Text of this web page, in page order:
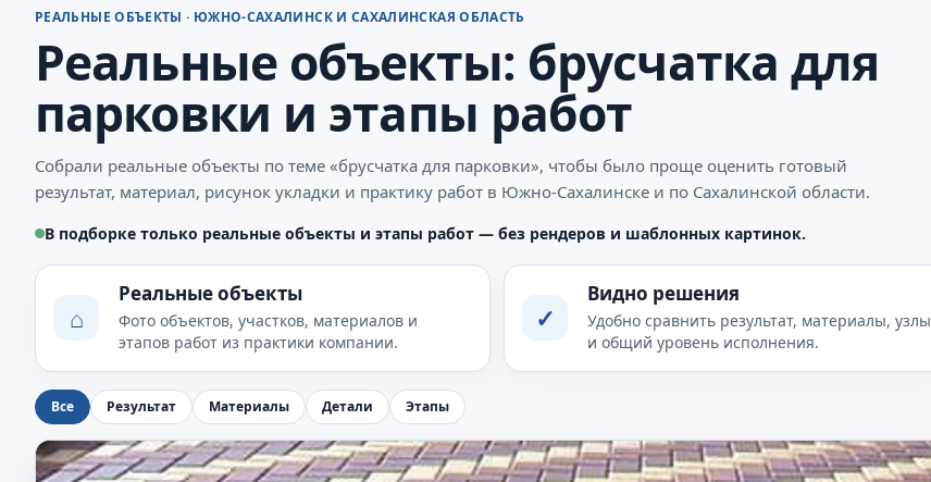
РЕАЛЬНЫЕ ОБЪЕКТЫ · ЮЖНО-САХАЛИНСК И САХАЛИНСКАЯ ОБЛАСТЬ
Реальные объекты: брусчатка для
парковки и этапы работ
Собрали реальные объекты по теме «брусчатка для парковки», чтобы было проще оценить готовый
результат, материал, рисунок укладки и практику работ в Южно-Сахалинске и по Сахалинской области.
В подборке только реальные объекты и этапы работ — без рендеров и шаблонных картинок.
⌂
Реальные объекты
Фото объектов, участков, материалов и
этапов работ из практики компании.
✓
Видно решения
Удобно сравнить результат, материалы, узлы
и общий уровень исполнения.
Все Результат Материалы Детали Этапы